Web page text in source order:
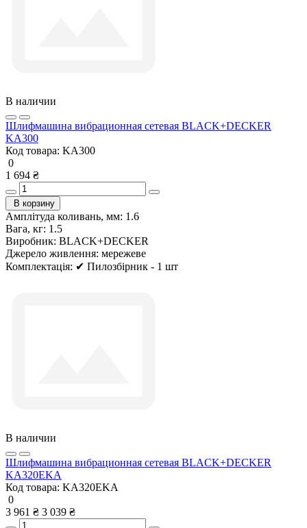
В наличии
Шлифмашина вибрационная сетевая BLACK+DECKER
KA300
Код товара: KA300
0
1 694 ₴
В корзину
Амплітуда коливань, мм: 1.6
Вага, кг: 1.5
Виробник: BLACK+DECKER
Джерело живлення: мережеве
Комплектація: ✔ Пилозбірник - 1 шт
В наличии
Шлифмашина вибрационная сетевая BLACK+DECKER
KA320EKA
Код товара: KA320EKA
0
3 961 ₴ 3 039 ₴